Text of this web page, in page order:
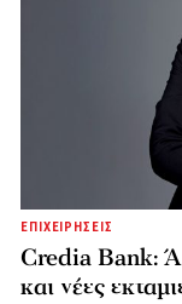
ΕΠΙΧΕΙΡΗΣΕΙΣ
Credia Bank:
και νέες